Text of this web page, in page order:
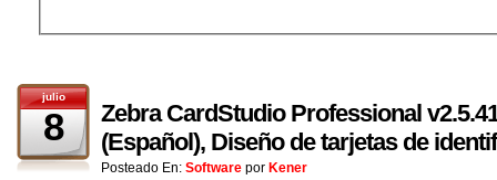
julio
8
Zebra CardStudio Professional
(Español), Diseño de tarjetas de
Posteado En: Software por Kener